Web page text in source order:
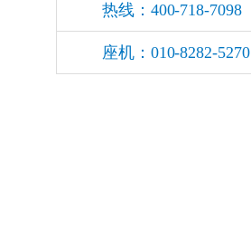
热线：400-718-7098
座机：010-8282-5270